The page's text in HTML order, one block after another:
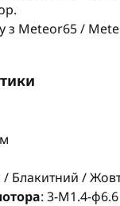
з Meteor65 /
/ Блакитний /
: 3-M1.4-